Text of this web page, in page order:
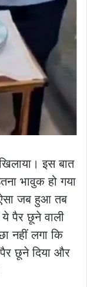
इस बात
भावुक हो गया
जब हुआ तब
पैर छूने वाली
नहीं लगा कि
छूने दिया और